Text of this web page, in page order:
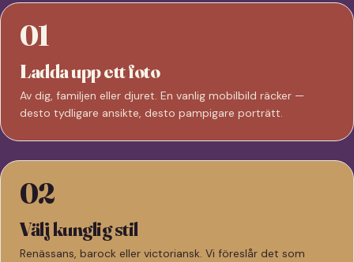
01
Ladda upp ett foto
Av dig, familjen eller djuret. En vanlig mobilbild räcker —
desto tydligare ansikte, desto pampigare porträtt.
02
Välj kunglig stil
Renässans, barock eller victoriansk. Vi föreslår det som